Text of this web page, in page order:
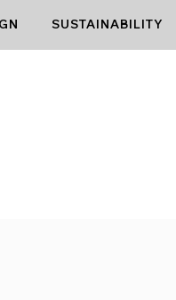
SUSTAINABILITY